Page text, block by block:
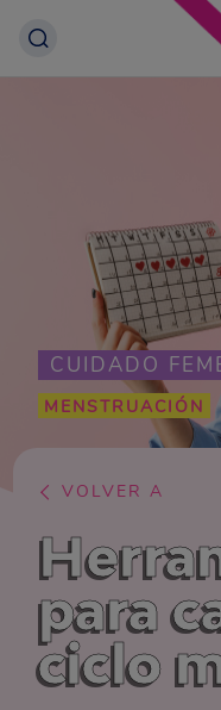
CUIDADO
MENSTRUACIÓN
VOLVER A
para
ciclo